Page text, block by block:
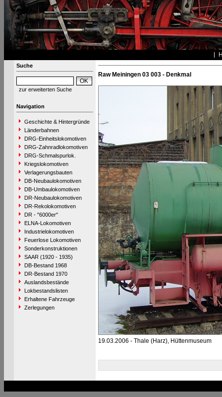
Suche
zur erweiterten Suche
Navigation
Geschichte & Hintergründe
Länderbahnen
DRG-Einheitslokomotiven
DRG-Zahnradlokomotiven
DRG-Schmalspurlok.
Kriegslokomotiven
Verlagerungsbauten
DB-Neubaulokomotiven
DB-Umbaulokomotiven
DR-Neubaulokomotiven
DR-Rekolokomotiven
DR - "6000er"
ELNA-Lokomotiven
Industrielokomotiven
Feuerlose Lokomotiven
Sonderkonstruktionen
SAAR (1920 - 1935)
DB-Bestand 1968
DR-Bestand 1970
Auslandsbestände
Lokbestandslisten
Erhaltene Fahrzeuge
Zerlegungen
Raw Meiningen 03 003 - Denkmal
19.03.2006 - Thale (Harz), Hüttenmuseum